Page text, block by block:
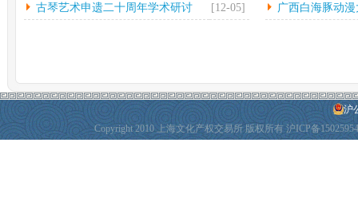
古琴艺术申遗二十周年学术研讨
[12-05]
广西白海豚动
沪
Copyright 2010 上海文化产权交易所 版权所有沪ICP备